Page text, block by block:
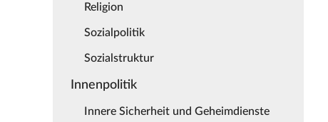
Religion
Sozialpolitik
Sozialstruktur
Innenpolitik
Innere Sicherheit und Geheimdienste